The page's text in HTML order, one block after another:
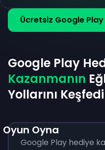
Ücretsiz Google
Google Play
Kazanmanın
Yollarını
Oyun Oyna
Google Play hediye